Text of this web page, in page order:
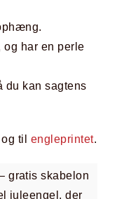
og har en perle
du kan sagtens
og til engleprintet.